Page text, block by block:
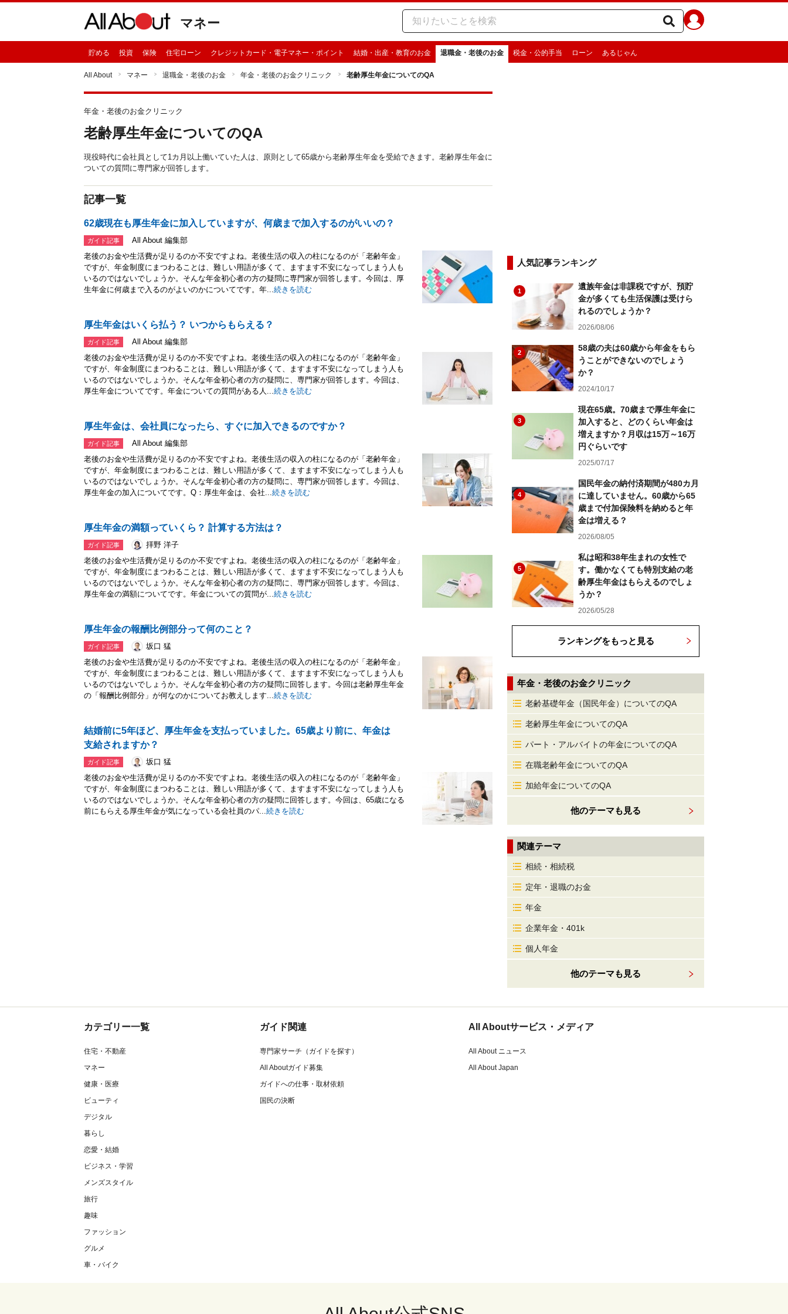
マネー
貯める 投資 保険 住宅ローン クレジットカード・電子マネー・ポイント 結婚・出産・教育のお金 退職金・老後のお金 税金・公的手当 ローン あるじゃん
All About マネー 退職金・老後のお金 年金・老後のお金クリニック 老齢厚生年金についてのQA
年金・老後のお金クリニック
老齢厚生年金についてのQA
現役時代に会社員として1カ月以上働いていた人は、原則として65歳から老齢厚生年金を受給できます。老齢厚生年金に
ついての質問に専門家が回答します。
記事一覧
62歳現在も厚生年金に加入していますが、何歳まで加入するのがいいの？
ガイド記事
All About 編集部
老後のお金や生活費が足りるのか不安ですよね。老後生活の収入の柱になるのが「老齢年金」
ですが、年金制度にまつわることは、難しい用語が多くて、ますます不安になってしまう人も
いるのではないでしょうか。そんな年金初心者の方の疑問に専門家が回答します。今回は、厚
生年金に何歳まで入るのがよいのかについてです。年...続きを読む
厚生年金はいくら払う？ いつからもらえる？
ガイド記事
All About 編集部
老後のお金や生活費が足りるのか不安ですよね。老後生活の収入の柱になるのが「老齢年金」
ですが、年金制度にまつわることは、難しい用語が多くて、ますます不安になってしまう人も
いるのではないでしょうか。そんな年金初心者の方の疑問に、専門家が回答します。今回は、
厚生年金についてです。年金についての質問がある人...続きを読む
厚生年金は、会社員になったら、すぐに加入できるのですか？
ガイド記事
All About 編集部
老後のお金や生活費が足りるのか不安ですよね。老後生活の収入の柱になるのが「老齢年金」
ですが、年金制度にまつわることは、難しい用語が多くて、ますます不安になってしまう人も
いるのではないでしょうか。そんな年金初心者の方の疑問に、専門家が回答します。今回は、
厚生年金の加入についてです。Q：厚生年金は、会社...続きを読む
厚生年金の満額っていくら？ 計算する方法は？
ガイド記事
拝野 洋子
老後のお金や生活費が足りるのか不安ですよね。老後生活の収入の柱になるのが「老齢年金」
ですが、年金制度にまつわることは、難しい用語が多くて、ますます不安になってしまう人も
いるのではないでしょうか。そんな年金初心者の方の疑問に、専門家が回答します。今回は、
厚生年金の満額についてです。年金についての質問が...続きを読む
厚生年金の報酬比例部分って何のこと？
ガイド記事
坂口 猛
老後のお金や生活費が足りるのか不安ですよね。老後生活の収入の柱になるのが「老齢年金」
ですが、年金制度にまつわることは、難しい用語が多くて、ますます不安になってしまう人も
いるのではないでしょうか。そんな年金初心者の方の疑問に回答します。今回は老齢厚生年金
の「報酬比例部分」が何なのかについてお教えします...続きを読む
結婚前に5年ほど、厚生年金を支払っていました。65歳より前に、年金は
支給されますか？
ガイド記事
坂口 猛
老後のお金や生活費が足りるのか不安ですよね。老後生活の収入の柱になるのが「老齢年金」
ですが、年金制度にまつわることは、難しい用語が多くて、ますます不安になってしまう人も
いるのではないでしょうか。そんな年金初心者の方の疑問に回答します。今回は、65歳になる
前にもらえる厚生年金が気になっている会社員のパ...続きを読む
人気記事ランキング
1
遺族年金は非課税ですが、預貯
金が多くても生活保護は受けら
れるのでしょうか？
2026/08/06
2
58歳の夫は60歳から年金をもら
うことができないのでしょう
か？
2024/10/17
3
現在65歳。70歳まで厚生年金に
加入すると、どのくらい年金は
増えますか？月収は15万～16万
円ぐらいです
2025/07/17
4
国民年金の納付済期間が480カ月
に達していません。60歳から65
歳まで付加保険料を納めると年
金は増える？
2026/08/05
5
私は昭和38年生まれの女性で
す。働かなくても特別支給の老
齢厚生年金はもらえるのでしょ
うか？
2026/05/28
ランキングをもっと見る
年金・老後のお金クリニック
老齢基礎年金（国民年金）についてのQA
老齢厚生年金についてのQA
パート・アルバイトの年金についてのQA
在職老齢年金についてのQA
加給年金についてのQA
他のテーマも見る
関連テーマ
相続・相続税
定年・退職のお金
年金
企業年金・401k
個人年金
他のテーマも見る
カテゴリー一覧
住宅・不動産
マネー
健康・医療
ビューティ
デジタル
暮らし
恋愛・結婚
ビジネス・学習
メンズスタイル
旅行
趣味
ファッション
グルメ
車・バイク
ガイド関連
専門家サーチ（ガイドを探す）
All Aboutガイド募集
ガイドへの仕事・取材依頼
国民の決断
All Aboutサービス・メディア
All About ニュース
All About Japan